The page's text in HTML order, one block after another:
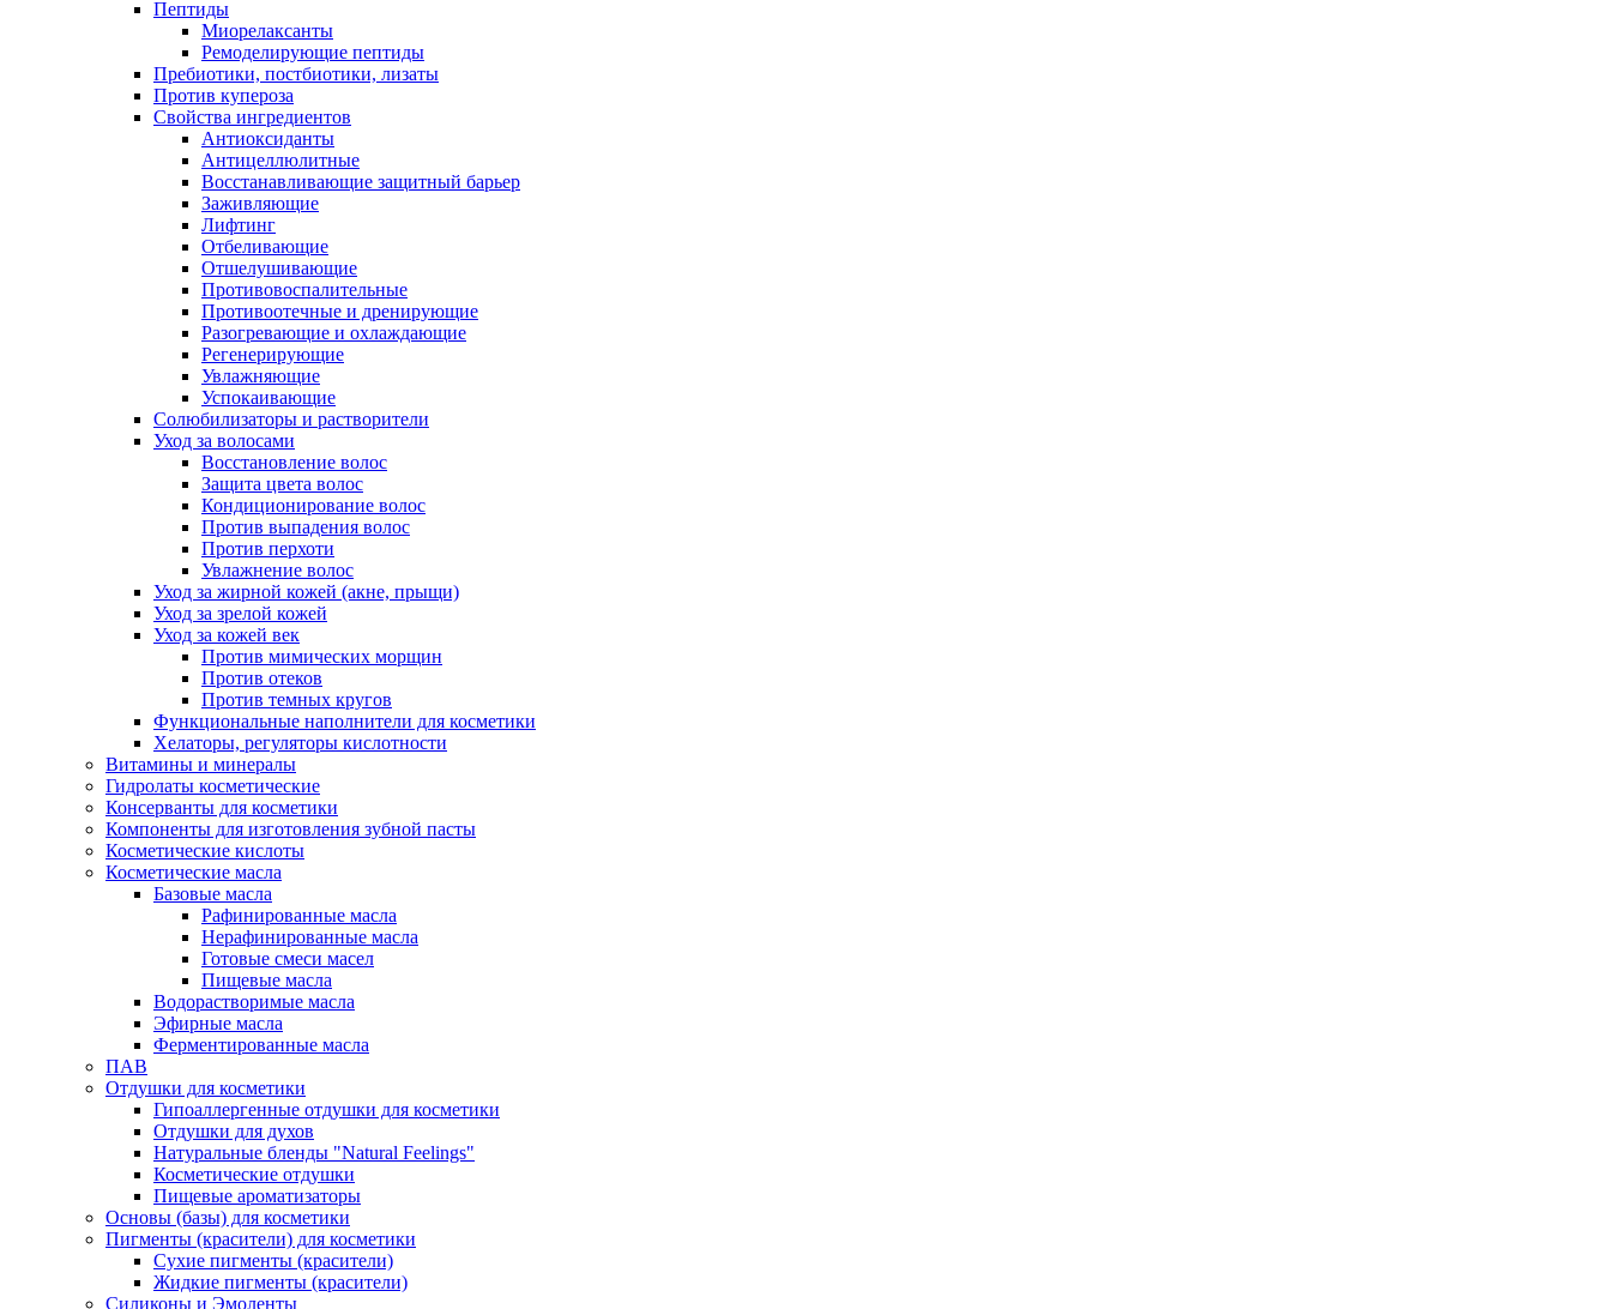
Пептиды
Миорелаксанты
Ремоделирующие пептиды
Пребиотики, постбиотики, лизаты
Против купероза
Свойства ингредиентов
Антиоксиданты
Антицеллюлитные
Восстанавливающие защитный барьер
Заживляющие
Лифтинг
Отбеливающие
Отшелушивающие
Противовоспалительные
Противоотечные и дренирующие
Разогревающие и охлаждающие
Регенерирующие
Увлажняющие
Успокаивающие
Солюбилизаторы и растворители
Уход за волосами
Восстановление волос
Защита цвета волос
Кондиционирование волос
Против выпадения волос
Против перхоти
Увлажнение волос
Уход за жирной кожей (акне, прыщи)
Уход за зрелой кожей
Уход за кожей век
Против мимических морщин
Против отеков
Против темных кругов
Функциональные наполнители для косметики
Хелаторы, регуляторы кислотности
Витамины и минералы
Гидролаты косметические
Консерванты для косметики
Компоненты для изготовления зубной пасты
Косметические кислоты
Косметические масла
Базовые масла
Рафинированные масла
Нерафинированные масла
Готовые смеси масел
Пищевые масла
Водорастворимые масла
Эфирные масла
Ферментированные масла
ПАВ
Отдушки для косметики
Гипоаллергенные отдушки для косметики
Отдушки для духов
Натуральные бленды "Natural Feelings"
Косметические отдушки
Пищевые ароматизаторы
Основы (базы) для косметики
Пигменты (красители) для косметики
Сухие пигменты (красители)
Жидкие пигменты (красители)
Силиконы и Эмоленты